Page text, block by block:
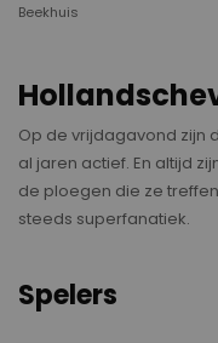
Beekhuis
Op de vrijdagavond zijn
al jaren actief. En altijd
de ploegen die ze
steeds superfanatiek.
Spelers